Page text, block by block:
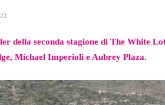
della seconda stagione di The White
Michael Imperioli e Aubrey Plaza.